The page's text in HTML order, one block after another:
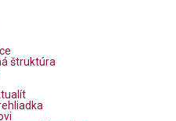
štruktúra